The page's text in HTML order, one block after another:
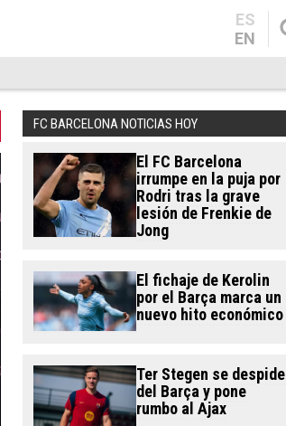
ES
EN
FC BARCELONA NOTICIAS HOY
El FC Barcelona
irrumpe en la puja por
Rodri tras la grave
lesión de Frenkie de
Jong
El fichaje de Kerolin
por el Barça marca un
nuevo hito económico
Ter Stegen se despide
del Barça y pone
rumbo al Ajax